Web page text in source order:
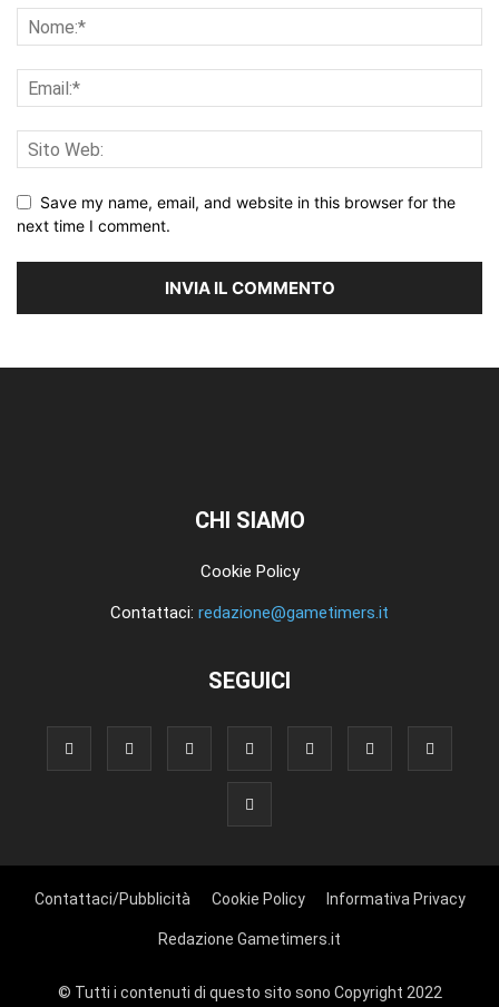
Save my name, email, and website in this browser for the
next time I comment.
CHI SIAMO
Cookie Policy
Contattaci: redazione@gametimers.it
SEGUICI
Contattaci/Pubblicità Cookie Policy Informativa Privacy
Redazione Gametimers.it
© Tutti i contenuti di questo sito sono Copyright 2022